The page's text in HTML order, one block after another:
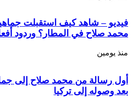
– شاهد كيف استقبلت جماهير
في المطار؟ وردود أفعال
من محمد صلاح إلى جماهير
إلى تركيا